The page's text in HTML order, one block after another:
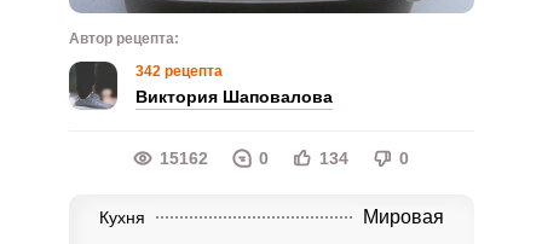
Автор рецепта:
342 рецепта
Виктория Шаповалова
15162 0 134 0
Кухня Мировая